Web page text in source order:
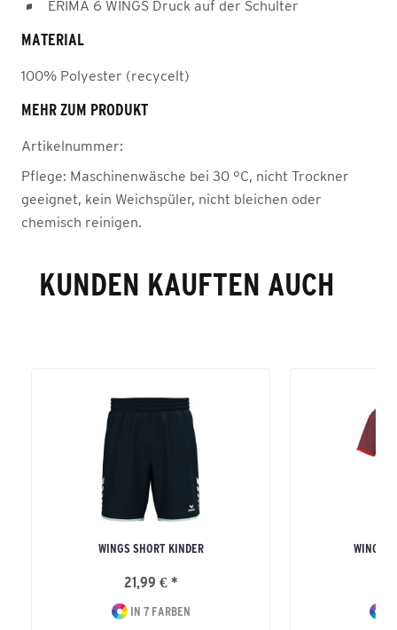
ERIMA 6 WINGS Druck auf der Schulter
MATERIAL
100% Polyester (recycelt)
MEHR ZUM PRODUKT
Artikelnummer:
Pflege: Maschinenwäsche bei 30 °C, nicht Trockner
geeignet, kein Weichspüler, nicht bleichen oder
chemisch reinigen.
KUNDEN KAUFTEN AUCH
WINGS SHORT KINDER
21,99 € *
IN 7 FARBEN
WINGS